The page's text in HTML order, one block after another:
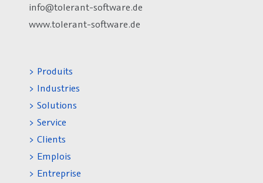
info@tolerant-software.de
www.tolerant-software.de
> Produits
> Industries
> Solutions
> Service
> Clients
> Emplois
> Entreprise